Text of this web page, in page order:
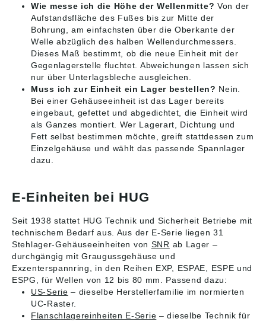
Wie messe ich die Höhe der Wellenmitte? Von der
Aufstandsfläche des Fußes bis zur Mitte der
Bohrung, am einfachsten über die Oberkante der
Welle abzüglich des halben Wellendurchmessers.
Dieses Maß bestimmt, ob die neue Einheit mit der
Gegenlagerstelle fluchtet. Abweichungen lassen sich
nur über Unterlagsbleche ausgleichen.
Muss ich zur Einheit ein Lager bestellen? Nein.
Bei einer Gehäuseeinheit ist das Lager bereits
eingebaut, gefettet und abgedichtet, die Einheit wird
als Ganzes montiert. Wer Lagerart, Dichtung und
Fett selbst bestimmen möchte, greift stattdessen zum
Einzelgehäuse und wählt das passende Spannlager
dazu.
E-Einheiten bei HUG
Seit 1938 stattet HUG Technik und Sicherheit Betriebe mit
technischem Bedarf aus. Aus der E-Serie liegen 31
Stehlager-Gehäuseeinheiten von SNR ab Lager –
durchgängig mit Graugussgehäuse und
Exzenterspannring, in den Reihen EXP, ESPAE, ESPE und
ESPG, für Wellen von 12 bis 80 mm. Passend dazu:
US-Serie – dieselbe Herstellerfamilie im normierten
UC-Raster.
Flanschlagereinheiten E-Serie – dieselbe Technik für